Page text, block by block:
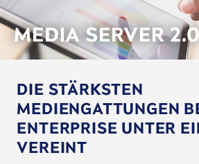
MEDIA SERVER 2.0
DIE STÄRKSTEN
MEDIENGATTUNGEN
ENTERPRISE UNTER
VEREINT